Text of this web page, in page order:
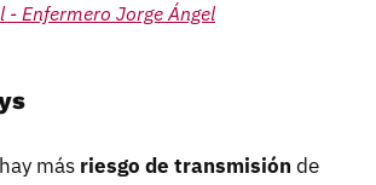
Enfermero Jorge Ángel
más riesgo de transmisión de